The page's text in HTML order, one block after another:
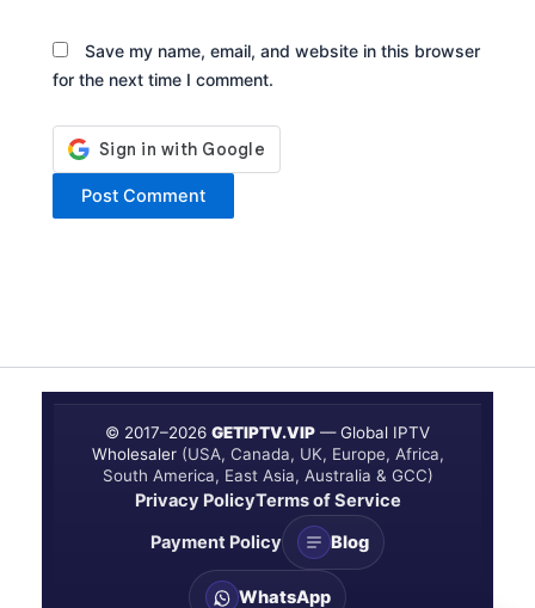
Save my name, email, and website in this browser
for the next time I comment.
© 2017–2026 GETIPTV.VIP — Global IPTV
Wholesaler (USA, Canada, UK, Europe, Africa,
South America, East Asia, Australia & GCC)
Privacy PolicyTerms of Service
Payment Policy
Blog
WhatsApp